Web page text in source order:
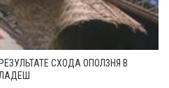
СХОДА ОПОЛЗНЯ В